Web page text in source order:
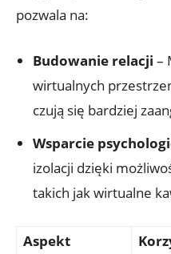
pozwala na:
Budowanie relacji –
wirtualnych
czują się bardziej
Wsparcie
izolacji dzięki
takich jak wirtualne
Aspekt